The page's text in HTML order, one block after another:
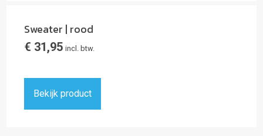
Sweater | rood
€ 31,95 incl. btw.
Bekijk product